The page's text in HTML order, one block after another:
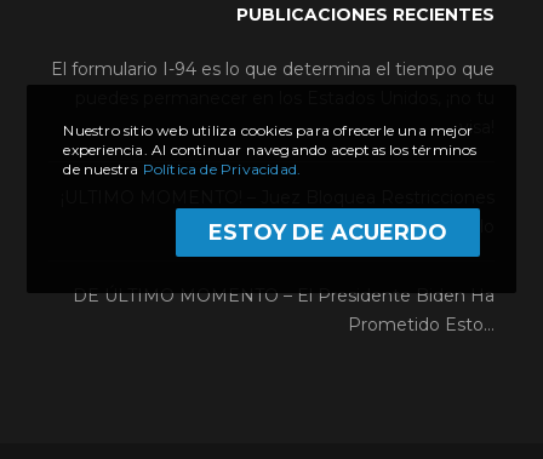
PUBLICACIONES RECIENTES
El formulario I-94 es lo que determina el tiempo que
visa!
De Asilo
DE ÚLTIMO MOMENTO – El Presidente Biden Ha
Prometido Esto…
Nuestro sitio web utiliza cookies para ofrecerle una mejor
experiencia. Al continuar navegando aceptas los términos
de nuestra Política de Privacidad.
ESTOY DE ACUERDO